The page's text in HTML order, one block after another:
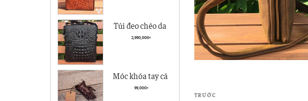
Điều
Bài
TRƯỚC
Túi đeo chéo da
nam Vân Cá Sấu
2,990,000₫
Móc khóa tay cá
sấu Hà Nội giá rẻ
99,000₫